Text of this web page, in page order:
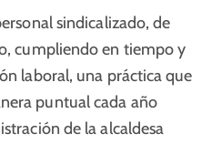
sindicalizado, de
cumpliendo en tiempo y
laboral, una práctica que
puntual cada año
de la alcaldesa